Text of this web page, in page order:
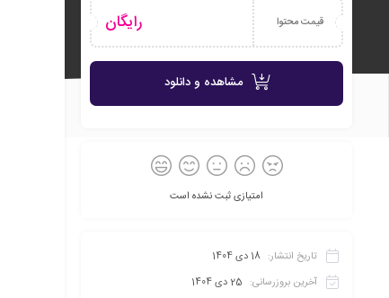
قیمت محتوا رایگان
مشاهده و دانلود
امتیازی ثبت نشده است
تاریخ انتشار: 18 دی 1404
آخرین بروزرسانی: 25 دی 1404